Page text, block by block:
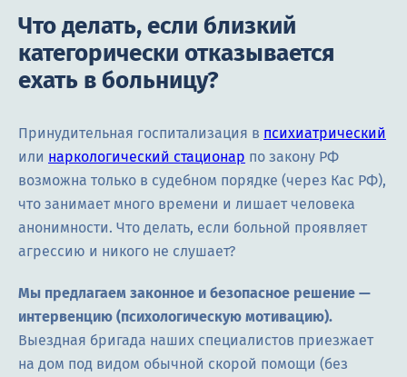
Что делать, если близкий
категорически отказывается
ехать в больницу?
Принудительная госпитализация в психиатрический
или наркологический стационар по закону РФ
возможна только в судебном порядке (через Кас РФ),
что занимает много времени и лишает человека
анонимности. Что делать, если больной проявляет
агрессию и никого не слушает?
Мы предлагаем законное и безопасное решение —
интервенцию (психологическую мотивацию).
Выездная бригада наших специалистов приезжает
на дом под видом обычной скорой помощи (без